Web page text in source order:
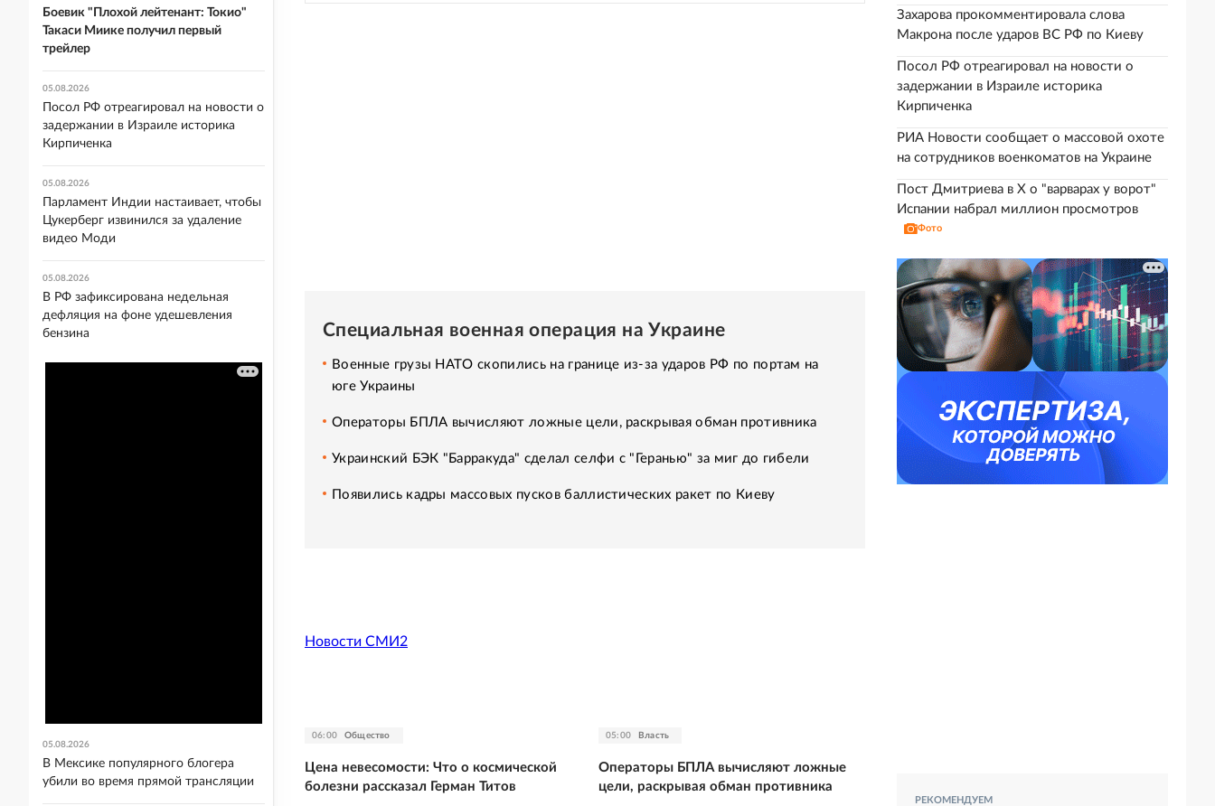
Специальная военная операция на Украине
Военные грузы НАТО скопились на границе из-за ударов РФ по портам на
юге Украины
Операторы БПЛА вычисляют ложные цели, раскрывая обман противника
Украинский БЭК "Барракуда" сделал селфи с "Геранью" за миг до гибели
Появились кадры массовых пусков баллистических ракет по Киеву
Новости СМИ2
06:00 Общество
Цена невесомости: Что о космической
болезни рассказал Герман Титов
05:00 Власть
Операторы БПЛА вычисляют ложные
цели, раскрывая обман противника
Захарова прокомментировала слова
Макрона после ударов ВС РФ по Киеву
Посол РФ отреагировал на новости о
задержании в Израиле историка
Кирпиченка
РИА Новости сообщает о массовой охоте
на сотрудников военкоматов на Украине
Пост Дмитриева в X о "варварах у ворот"
Испании набрал миллион просмотров
Фото
РЕКОМЕНДУЕМ
Боевик "Плохой лейтенант: Токио"
Такаси Миике получил первый
трейлер
05.08.2026
Посол РФ отреагировал на новости о
задержании в Израиле историка
Кирпиченка
05.08.2026
Парламент Индии настаивает, чтобы
Цукерберг извинился за удаление
видео Моди
05.08.2026
В РФ зафиксирована недельная
дефляция на фоне удешевления
бензина
05.08.2026
В Мексике популярного блогера
убили во время прямой трансляции